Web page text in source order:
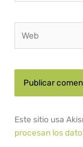
Este sitio usa
procesan los